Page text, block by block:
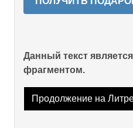
Данный текст
фрагментом.
Продолжение на